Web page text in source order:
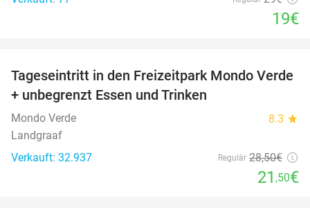
19€
25%
Tageseintritt in den Freizeitpark Mondo Verde
+ unbegrenzt Essen und Trinken
Mondo Verde 8.3 star
Landgraaf
Verkauft: 32.937
Regulär 28,50€
21 ,50€